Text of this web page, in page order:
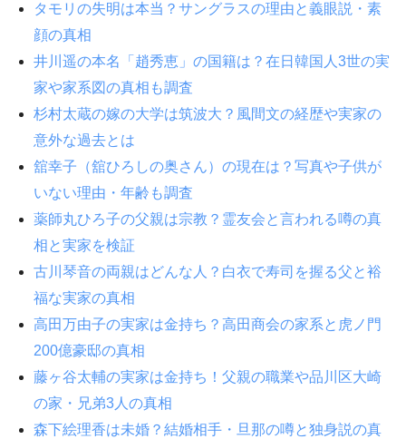
タモリの失明は本当？サングラスの理由と義眼説・素
顔の真相
井川遥の本名「趙秀恵」の国籍は？在日韓国人3世の実
家や家系図の真相も調査
杉村太蔵の嫁の大学は筑波大？風間文の経歴や実家の
意外な過去とは
舘幸子（舘ひろしの奥さん）の現在は？写真や子供が
いない理由・年齢も調査
薬師丸ひろ子の父親は宗教？霊友会と言われる噂の真
相と実家を検証
古川琴音の両親はどんな人？白衣で寿司を握る父と裕
福な実家の真相
高田万由子の実家は金持ち？高田商会の家系と虎ノ門
200億豪邸の真相
藤ヶ谷太輔の実家は金持ち！父親の職業や品川区大崎
の家・兄弟3人の真相
森下絵理香は未婚？結婚相手・旦那の噂と独身説の真